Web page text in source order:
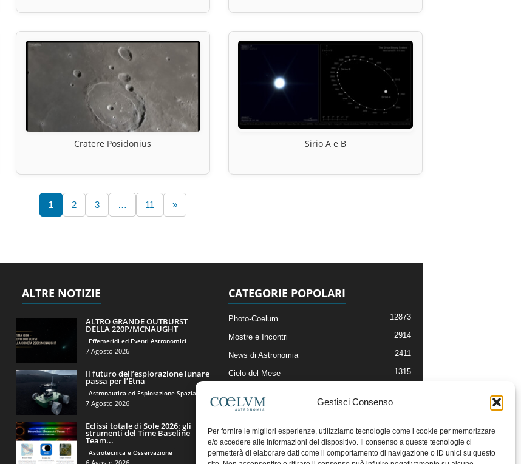
Gestisci Consenso
Per fornire le migliori esperienze, utilizziamo tecnologie come i cookie per memorizzare
e/o accedere alle informazioni del dispositivo. Il consenso a queste tecnologie ci
permetterà di elaborare dati come il comportamento di navigazione o ID unici su questo
Cratere Posidonius Sirio A e B
1 2 3 … 11 »
ALTRE NOTIZIE
ALTRO GRANDE OUTBURST
DELLA 220P/MCNAUGHT
Effemeridi ed Eventi Astronomici
7 Agosto 2026
Il futuro dell’esplorazione lunare
passa per l’Etna
Astronautica ed Esplorazione Spaziale
7 Agosto 2026
Eclissi totale di Sole 2026: gli
strumenti del Time Baseline
Team...
Astrotecnica e Osservazione
CATEGORIE POPOLARI
Photo-Coelum 12873
Mostre e Incontri 2914
News di Astronomia 2411
Cielo del Mese 1315
Articoli e Risorse On-Line
Il Blog della Redazione